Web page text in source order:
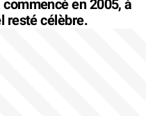
en 2005, à
resté célèbre.